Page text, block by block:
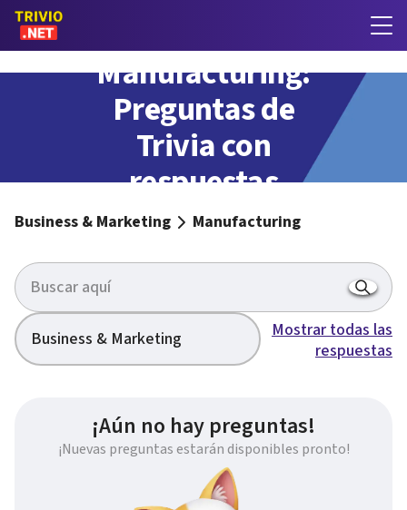
Manufacturing:
Preguntas de
Trivia con
respuestas
Business & Marketing Manufacturing
Business & Marketing
Mostrar todas las
respuestas
¡Aún no hay preguntas!
¡Nuevas preguntas estarán disponibles pronto!